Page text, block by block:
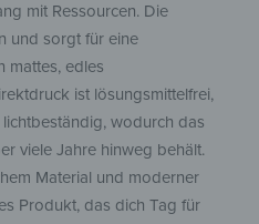
mit Ressourcen. Die
und sorgt für eine
mattes, edles
ist lösungsmittelfrei,
wodurch das
viele Jahre hinweg behält.
Material und moderner
Produkt, das dich Tag für